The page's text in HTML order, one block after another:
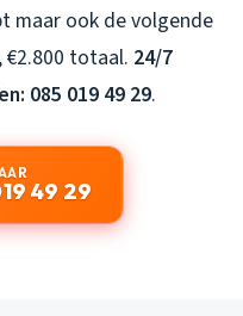
maar ook de volgende
€2.800 totaal. 24/7
085 019 49 29.
49 29